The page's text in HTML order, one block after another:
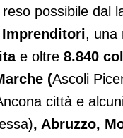
possibile dal
, una
e oltre 8.840
(Ascoli
città e
, Abruzzo,